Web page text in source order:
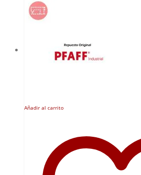
Añadir al carrito